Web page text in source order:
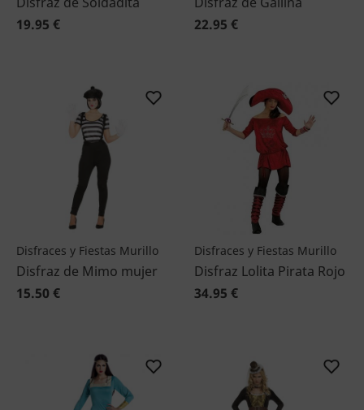
19.95 €
22.95 €
Disfraces y Fiestas Murillo
Disfraz de Mimo mujer
15.50 €
Disfraces y Fiestas Murillo
Disfraz Lolita Pirata Rojo
34.95 €